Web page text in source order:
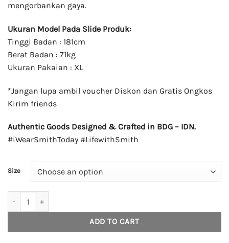
mengorbankan gaya.
Ukuran Model Pada Slide Produk:
Tinggi Badan : 181cm
Berat Badan : 71kg
Ukuran Pakaian : XL
*Jangan lupa ambil voucher Diskon dan Gratis Ongkos
Kirim friends
Authentic Goods Designed & Crafted in BDG – IDN.
#iWearSmithToday #LifewithSmith
Size
ADD TO CART